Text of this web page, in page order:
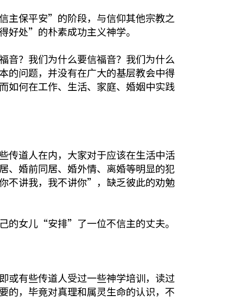
主保平安”的阶段，与信仰其他宗教之
好处”的朴素成功主义神学。
音？我们为什么要信福音？我们为什么
的问题，并没有在广大的基层教会中得
如何在工作、生活、家庭、婚姻中实践
传道人在内，大家对于应该在生活中活
婚前同居、婚外情、离婚等明显的犯
不讲我，我不讲你”，缺乏彼此的劝勉
的女儿“安排”了一位不信主的丈夫。
或有些传道人受过一些神学培训，读过
的，毕竟对真理和属灵生命的认识，不